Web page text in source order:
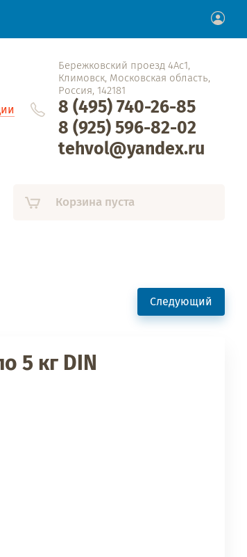
Бережковский проезд 4Ас1,
Климовск, Московская область,
Россия, 142181
8 (495) 740-26-85
8 (925) 596-82-02
tehvol@yandex.ru
Корзина пуста
Следующий
5 кг DIN